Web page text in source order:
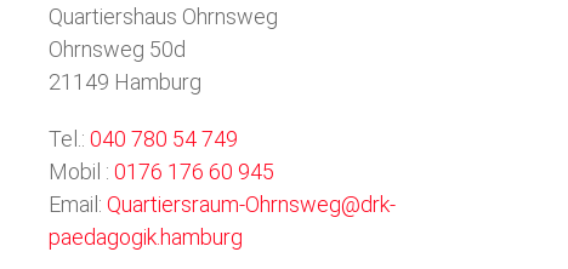
Quartiershaus Ohrnsweg
Ohrnsweg 50d
21149 Hamburg
Tel.: 040 780 54 749
Mobil : 0176 176 60 945
Email: Quartiersraum-Ohrnsweg@drk-
paedagogik.hamburg